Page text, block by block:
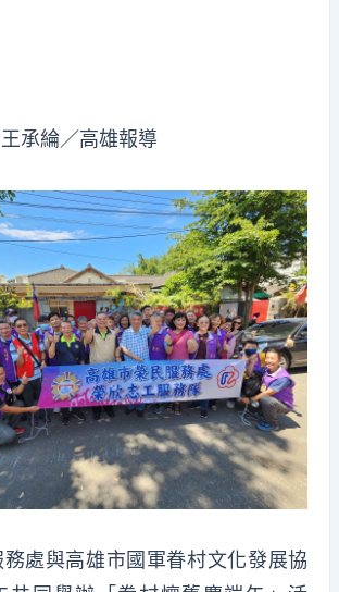
王承綸／高雄報導
處與高雄市國軍眷村文化發展協